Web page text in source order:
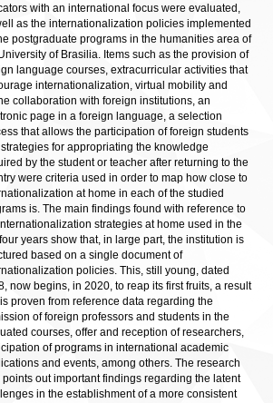
with an international focus were evaluated,
as the internationalization policies implemented
postgraduate programs in the humanities area of
of Brasilia. Items such as the provision of
language courses, extracurricular activities that
internationalization, virtual mobility and
collaboration with foreign institutions, an
page in a foreign language, a selection
that allows the participation of foreign students
for appropriating the knowledge
by the student or teacher after returning to the
were criteria used in order to map how close to
at home in each of the studied
is. The main findings found with reference to
strategies at home used in the
years show that, in large part, the institution is
based on a single document of
policies. This, still young, dated
now begins, in 2020, to reap its first fruits, a result
proven from reference data regarding the
of foreign professors and students in the
courses, offer and reception of researchers,
of programs in international academic
and events, among others. The research
points out important findings regarding the latent
in the establishment of a more consistent